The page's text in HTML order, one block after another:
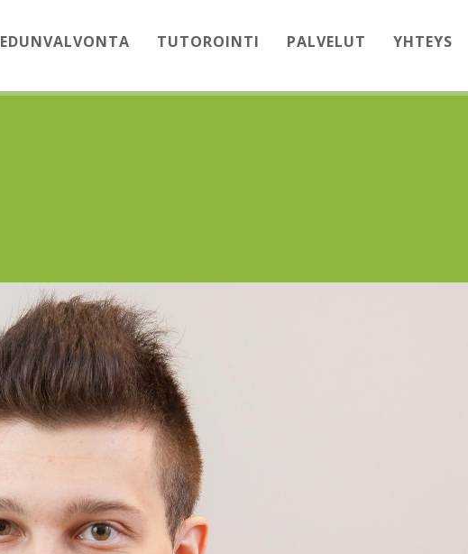
EDUNVALVONTA TUTOROINTI PALVELUT YHTEYS